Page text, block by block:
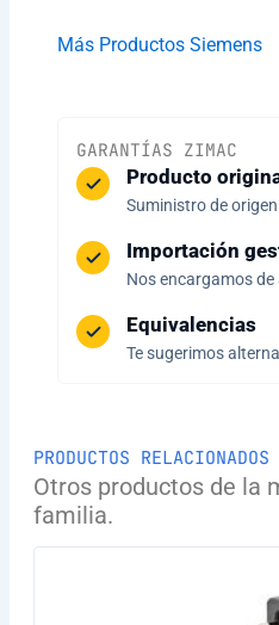
Más Productos Siemens
GARANTÍAS ZIMAC
Producto
Suministro de
Importación
Nos encargamos
Equivalencias
Te sugerimos
PRODUCTOS RELACIONADOS
Otros productos de la
familia.